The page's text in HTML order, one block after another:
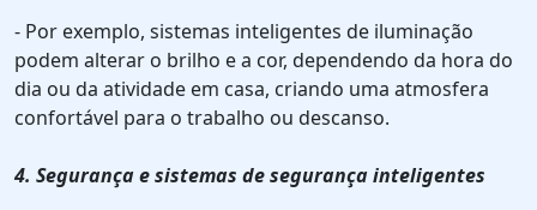
- Por exemplo, sistemas inteligentes de iluminação
podem alterar o brilho e a cor, dependendo da hora do
dia ou da atividade em casa, criando uma atmosfera
confortável para o trabalho ou descanso.
4. Segurança e sistemas de segurança inteligentes